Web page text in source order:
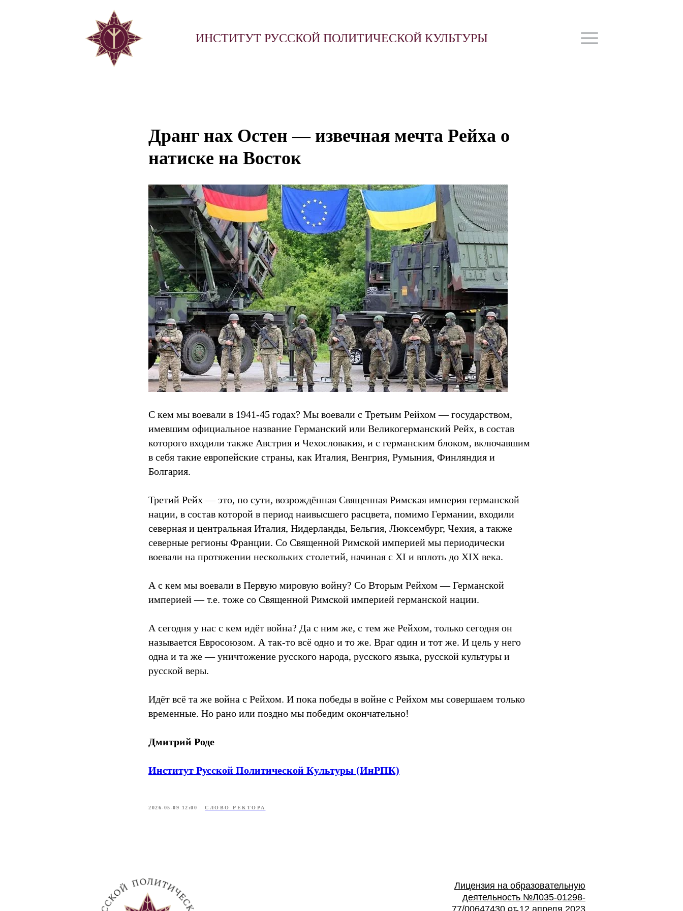
ИНСТИТУТ РУССКОЙ ПОЛИТИЧЕСКОЙ КУЛЬТУРЫ
Дранг нах Остен — извечная мечта Рейха о
натиске на Восток
С кем мы воевали в 1941-45 годах? Мы воевали с Третьим Рейхом — государством,
имевшим официальное название Германский или Великогерманский Рейх, в состав
которого входили также Австрия и Чехословакия, и с германским блоком, включавшим
в себя такие европейские страны, как Италия, Венгрия, Румыния, Финляндия и
Болгария.
Третий Рейх — это, по сути, возрождённая Священная Римская империя германской
нации, в состав которой в период наивысшего расцвета, помимо Германии, входили
северная и центральная Италия, Нидерланды, Бельгия, Люксембург, Чехия, а также
северные регионы Франции. Со Священной Римской империей мы периодически
воевали на протяжении нескольких столетий, начиная с XI и вплоть до XIX века.
А с кем мы воевали в Первую мировую войну? Со Вторым Рейхом — Германской
империей — т.е. тоже со Священной Римской империей германской нации.
А сегодня у нас с кем идёт война? Да с ним же, с тем же Рейхом, только сегодня он
называется Евросоюзом. А так-то всё одно и то же. Враг один и тот же. И цель у него
одна и та же — уничтожение русского народа, русского языка, русской культуры и
русской веры.
Идёт всё та же война с Рейхом. И пока победы в войне с Рейхом мы совершаем только
временные. Но рано или поздно мы победим окончательно!
Дмитрий Роде
Институт Русской Политической Культуры (ИнРПК)
2026-05-09 12:00 СЛОВО РЕКТОРА
Лицензия на образовательную
деятельность №Л035-01298-
77/00647430 от 12 апреля 2023